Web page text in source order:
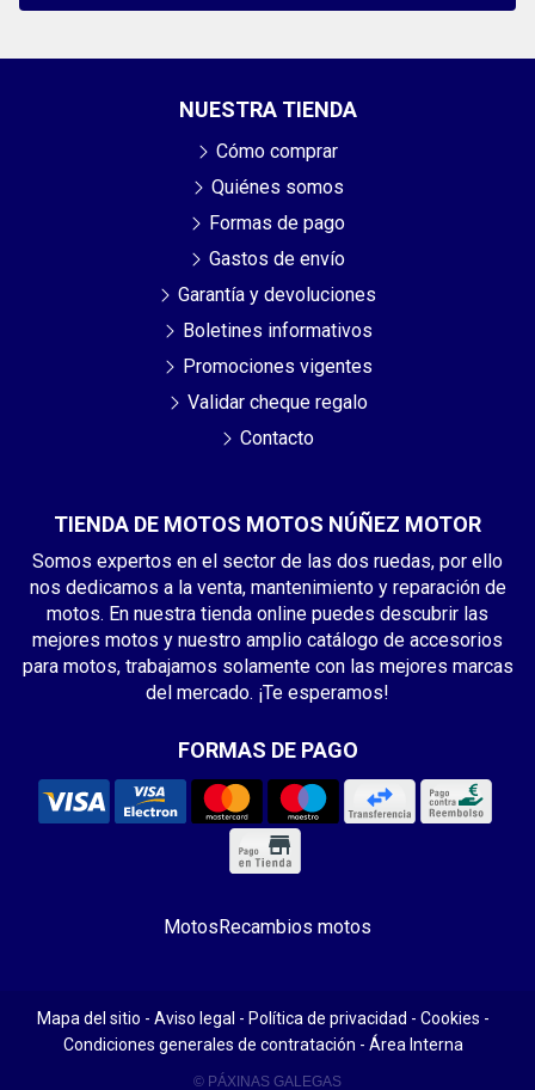
TIENDA DE MOTOS MOTOS NÚÑEZ MOTOR
Somos expertos en el sector de las dos ruedas, por ello
nos dedicamos a la venta, mantenimiento y reparación de
motos. En nuestra tienda online puedes descubrir las
mejores motos y nuestro amplio catálogo de accesorios
para motos, trabajamos solamente con las mejores marcas
del mercado. ¡Te esperamos!
FORMAS DE PAGO
NUESTRA TIENDA
Cómo comprar
Quiénes somos
Formas de pago
Gastos de envío
Garantía y devoluciones
Boletines informativos
Promociones vigentes
Validar cheque regalo
Contacto
MotosRecambios motos
Mapa del sitio - Aviso legal - Política de privacidad - Cookies -
Condiciones generales de contratación - Área Interna
© PÁXINAS GALEGAS